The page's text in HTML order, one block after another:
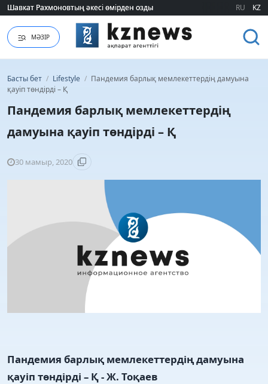
Шавкат Рахмоновтың әкесі өмірден озды
Шавкат Рахмоновтың әкесі өмірден озды RU KZ
МӘЗІР
Басты бет / Lifestyle / Пандемия барлық мемлекеттердің дамуына
қауіп төндірді – Қ
Пандемия барлық мемлекеттердің
дамуына қауіп төндірді – Қ
30 мамыр, 2020
Пандемия барлық мемлекеттердің дамуына
қауіп төндірді – Қ - Ж. Тоқаев